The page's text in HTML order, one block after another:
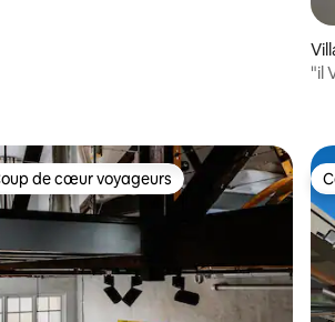
5
"il
de cœur voyageurs
de cœur voyageurs